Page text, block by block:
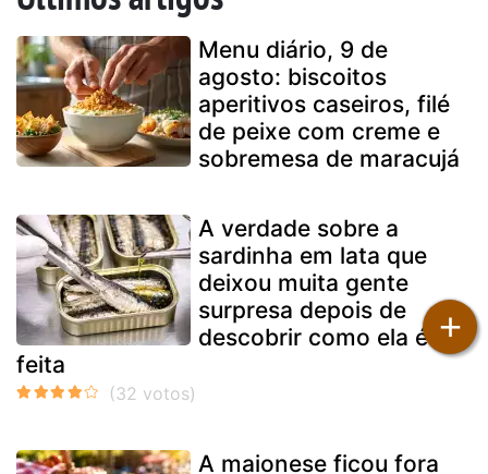
Menu diário, 9 de
agosto: biscoitos
aperitivos caseiros, filé
de peixe com creme e
sobremesa de maracujá
A verdade sobre a
sardinha em lata que
deixou muita gente
surpresa depois de
descobrir como ela é
feita
A maionese ficou fora
+